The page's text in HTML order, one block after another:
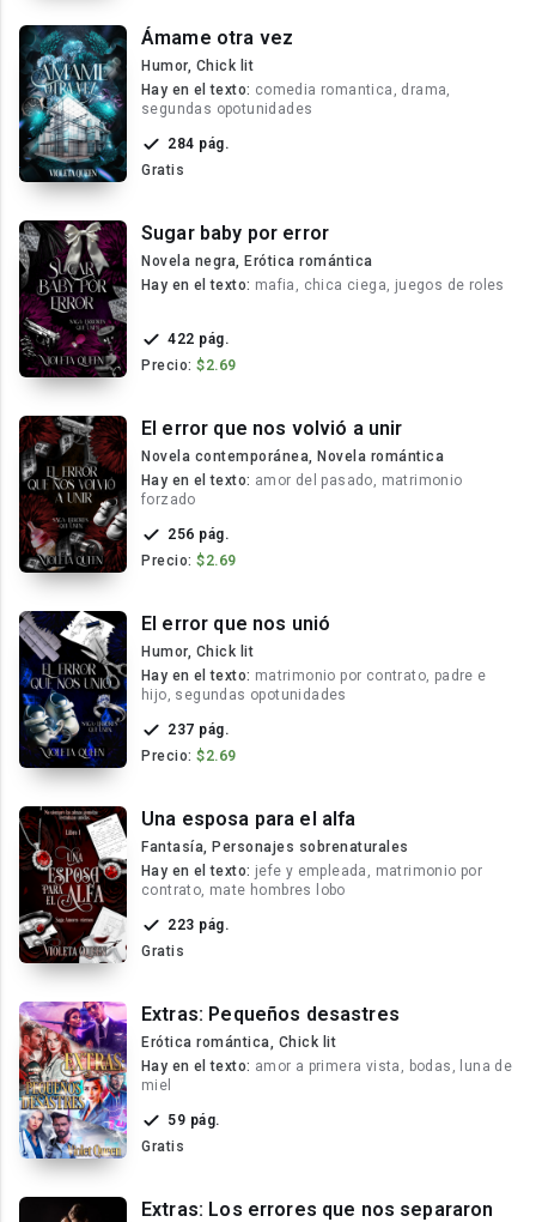
Ámame otra vez
Humor, Chick lit
Hay en el texto: comedia romantica, drama,
segundas opotunidades
284 pág.
Gratis
Sugar baby por error
Novela negra, Erótica romántica
Hay en el texto: mafia, chica ciega, juegos de roles
422 pág.
Precio: $2.69
El error que nos volvió a unir
Novela contemporánea, Novela romántica
Hay en el texto: amor del pasado, matrimonio
forzado
256 pág.
Precio: $2.69
El error que nos unió
Humor, Chick lit
Hay en el texto: matrimonio por contrato, padre e
hijo, segundas opotunidades
237 pág.
Precio: $2.69
Una esposa para el alfa
Fantasía, Personajes sobrenaturales
Hay en el texto: jefe y empleada, matrimonio por
contrato, mate hombres lobo
223 pág.
Gratis
Extras: Pequeños desastres
Erótica romántica, Chick lit
Hay en el texto: amor a primera vista, bodas, luna de
miel
59 pág.
Gratis
Extras: Los errores que nos separaron